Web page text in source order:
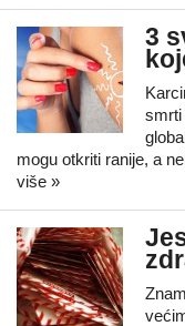
3
smrti
mogu otkriti ranije, a
više »